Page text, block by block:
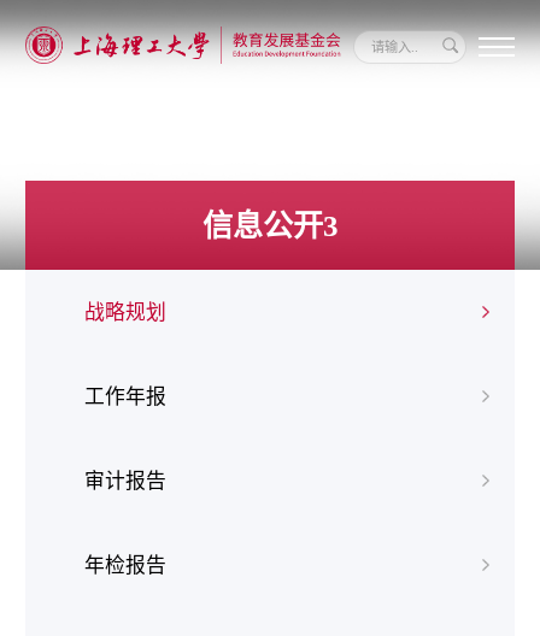
信息公开3
战略规划
工作年报
审计报告
年检报告